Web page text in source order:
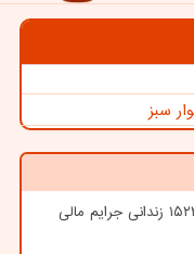
سبز
مشارکت ستاد اجرائی فرمان امام در آزادی ۱۵۲۳ زندانی جرایم مالی